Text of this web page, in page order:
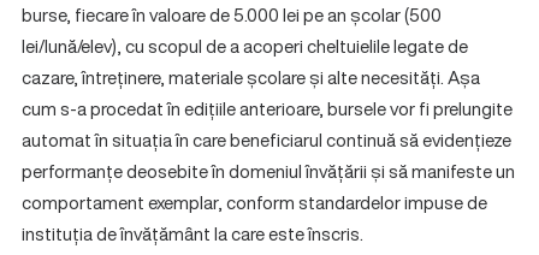
burse, fiecare în valoare de 5.000 lei pe an școlar (500
lei/lună/elev), cu scopul de a acoperi cheltuielile legate de
cazare, întreținere, materiale școlare și alte necesități. Așa
cum s-a procedat în edițiile anterioare, bursele vor fi prelungite
automat în situația în care beneficiarul continuă să evidențieze
performanțe deosebite în domeniul învățării și să manifeste un
comportament exemplar, conform standardelor impuse de
instituția de învățământ la care este înscris.